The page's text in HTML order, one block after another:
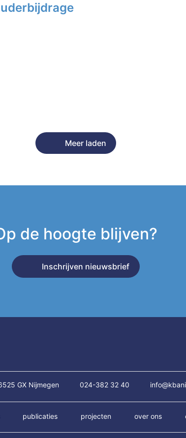
Meer laden
de hoogte blijven?
Inschrijven nieuwsbrief
GX Nijmegen 024-382 32 40
publicaties projecten over ons